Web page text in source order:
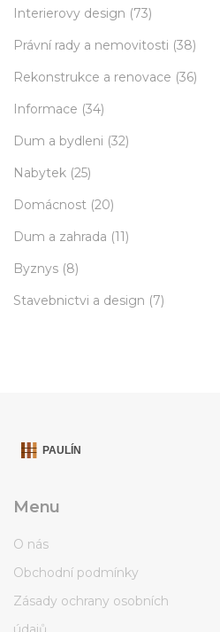
Interierovy design (73)
Právní rady a nemovitosti (38)
Rekonstrukce a renovace (36)
Informace (34)
Dum a bydleni (32)
Nabytek (25)
Domácnost (20)
Dum a zahrada (11)
Byznys (8)
Stavebnictvi a design (7)
Menu
O nás
Obchodní podmínky
Zásady ochrany osobních